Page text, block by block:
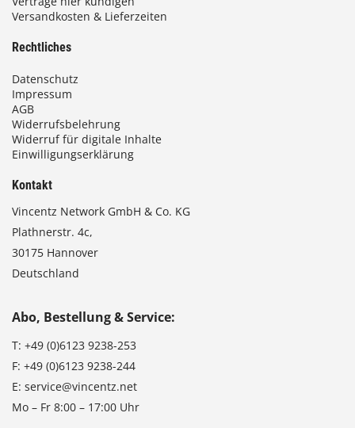
Versandkosten & Lieferzeiten
Rechtliches
Datenschutz
Impressum
AGB
Widerrufsbelehrung
Widerruf für digitale Inhalte
Einwilligungserklärung
Kontakt
Vincentz Network GmbH & Co. KG
Plathnerstr. 4c,
30175 Hannover
Deutschland
Abo, Bestellung & Service:
T: +49 (0)6123 9238-253
F: +49 (0)6123 9238-244
E: service@vincentz.net
Mo – Fr 8:00 – 17:00 Uhr